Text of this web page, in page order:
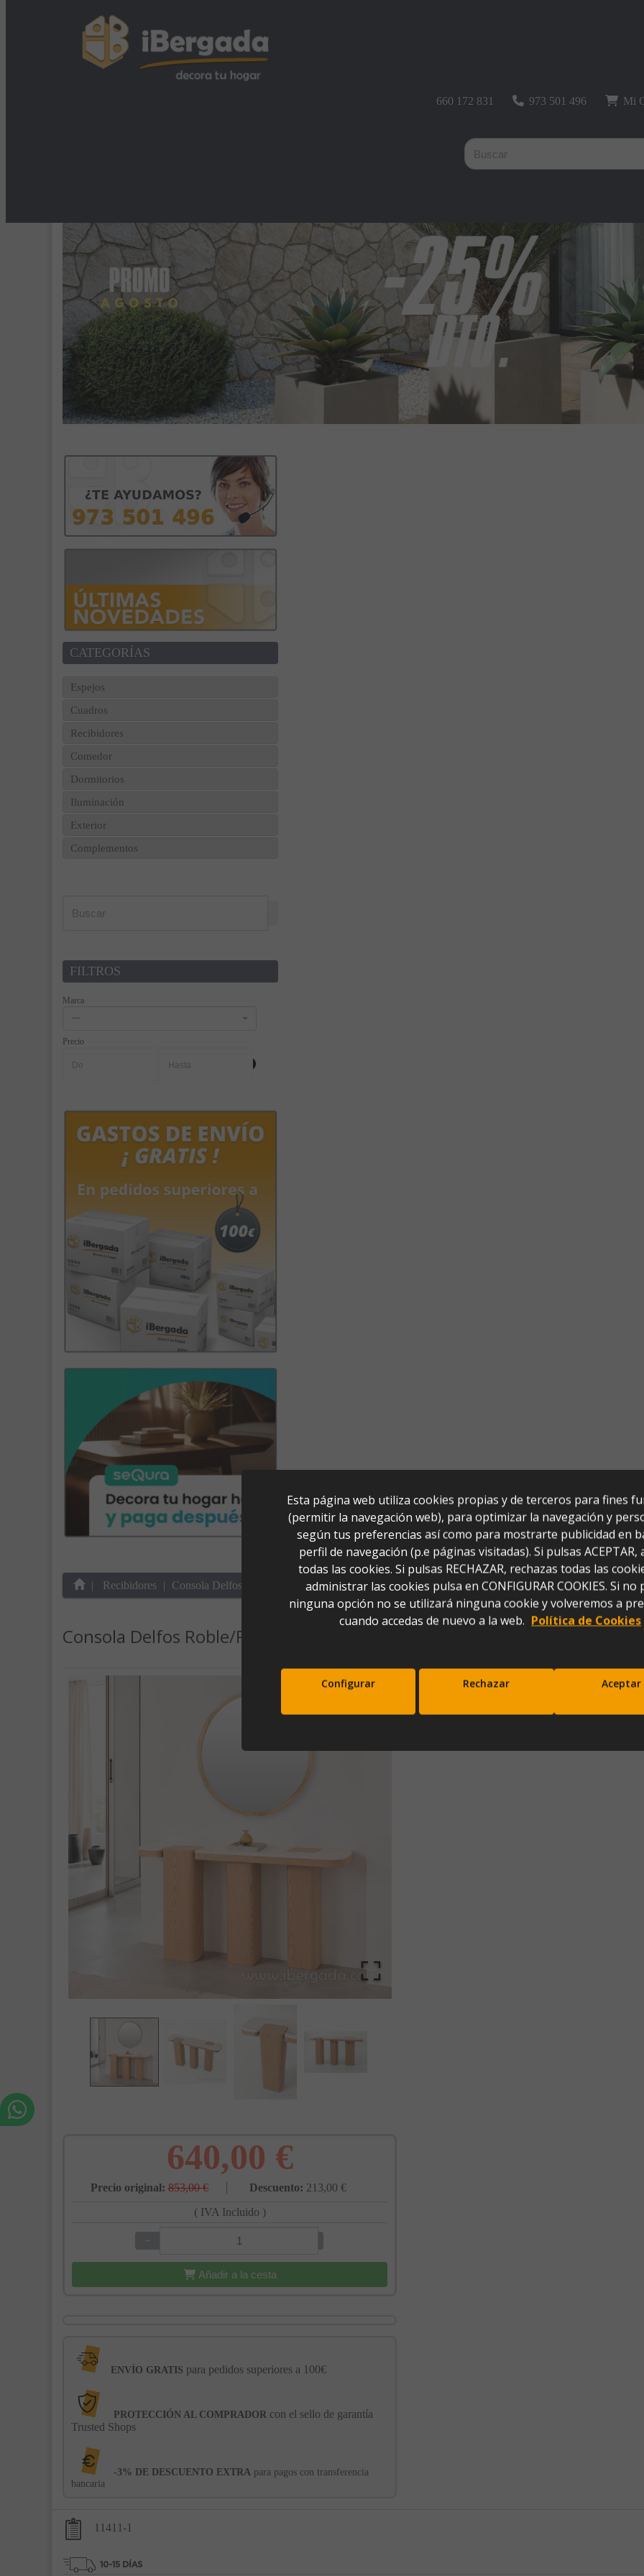
660 172 831 973 501 496 Mi
CATEGORÍAS
Espejos
Cuadros
Recibidores
Comedor
Dormitorios
Iluminación
Exterior
Complementos
FILTROS
Marca
---
Precio
Recibidores Consola Delfos Roble/Porcelánico (150x35x80)
Consola Delfos Roble/Porcelánico (150x35x80)
640,00 €
Precio original: 853,00 € Descuento: 213,00 €
( IVA Incluido )
−
Añadir a la cesta
ENVÍO GRATIS para pedidos superiores a 100€
PROTECCIÓN AL COMPRADOR con el sello de garantía
Trusted Shops
-3% DE DESCUENTO EXTRA para pagos con transferencia
bancaria
11411-1
Subscríbete a nuestra newsletter y
Esta página web utiliza cookies propias y de terceros para fines
(permitir la navegación web), para optimizar la navegación y
según tus preferencias así como para mostrarte publicidad en
perfil de navegación (p.e páginas visitadas). Si pulsas ACEPTAR,
todas las cookies. Si pulsas RECHAZAR, rechazas todas las
administrar las cookies pulsa en CONFIGURAR COOKIES. Si no
ninguna opción no se utilizará ninguna cookie y volveremos a
cuando accedas de nuevo a la web. Política de Cookies
Configurar Rechazar Aceptar